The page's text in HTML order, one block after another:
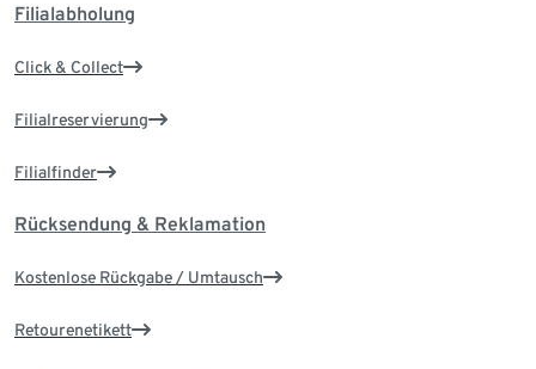
Filialabholung
Click & Collect
Filialreservierung
Filialfinder
Rücksendung & Reklamation
Kostenlose Rückgabe / Umtausch
Retourenetikett